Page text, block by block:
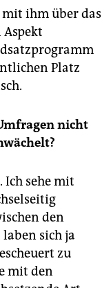
ihm über das
Platz
nicht
Ich sehe mit
den
sich ja
zu
mit den